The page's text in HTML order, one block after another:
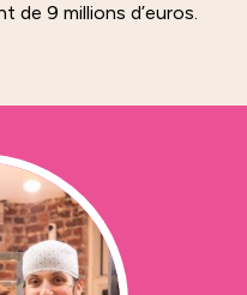
de 9 millions d’euros.